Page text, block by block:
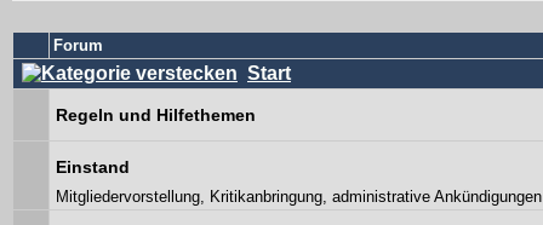
Forum
Start
Regeln und Hilfethemen
Einstand
Mitgliedervorstellung, Kritikanbringung, administrative Ankündigungen